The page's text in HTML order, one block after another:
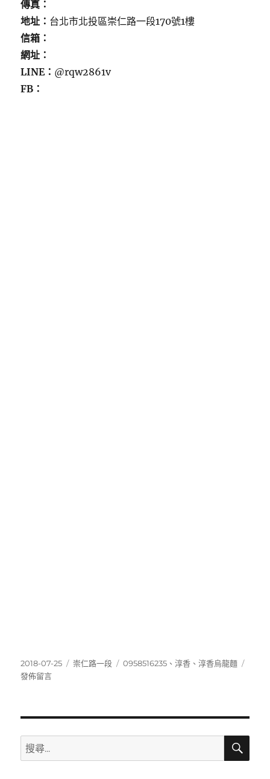
傳真：
地址： 台北市北投區崇仁路一段170號1樓
信箱：
網址：
LINE： @rqw2861v
FB：
發
佈
2018-07-25
分
崇仁路一段
標
0958516235 、淳香 、淳香烏龍麵
發佈留言
搜
尋
搜